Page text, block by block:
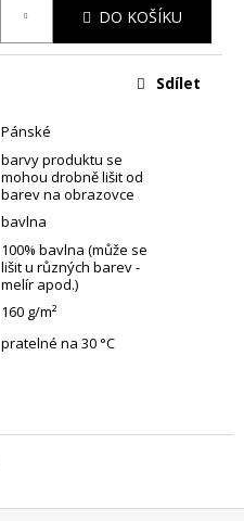
DO KOŠÍKU
Pánské
barvy produktu se
mohou drobně lišit od
barev na obrazovce
bavlna
100% bavlna (může se
lišit u různých barev -
melír apod.)
160 g/m²
pratelné na 30 °C
Sdílet